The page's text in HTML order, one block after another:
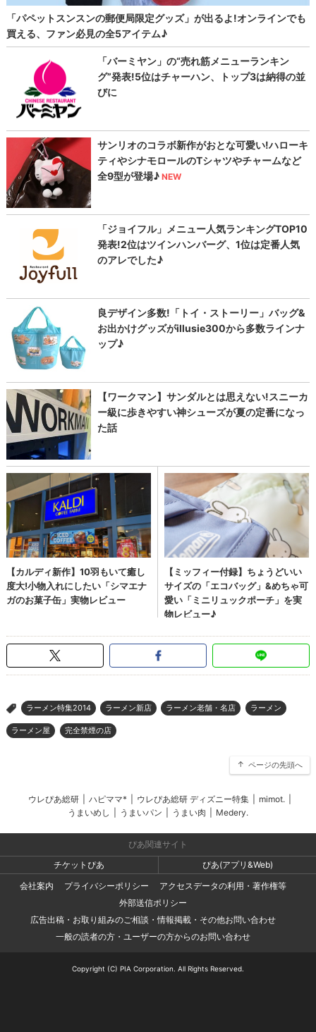
> ラーメン特集2014 ラーメン新店 ラーメン老舗・名店 ラーメン
ラーメン屋 完全禁煙の店
ページの先頭へ
ウレぴあ総研 ハピママ* ウレぴあ総研 ディズニー特集 mimot.
うまいめし
うまいパン うまい肉 Medery.
ぴあ関連サイト
チケットぴあ
ぴあ(アプリ&Web)
会社案内
プライバシーポリシー
アクセスデータの利用・著作権等
外部送信ポリシー
広告出稿・お取り組みのご相談・情報掲載・その他お問い合わせ
一般の読者の方・ユーザーの方からのお問い合わせ
Copyright (C) PIA Corporation. All Rights Reserved.